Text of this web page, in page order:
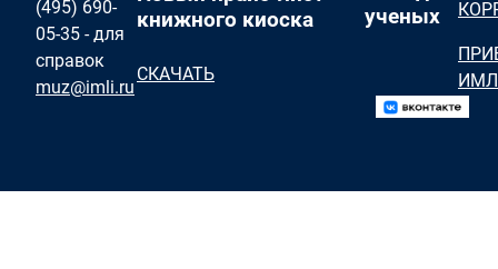
(495) 690-
05-35 - для
справок
muz@imli.ru
книжного киоска
СКАЧАТЬ
ученых